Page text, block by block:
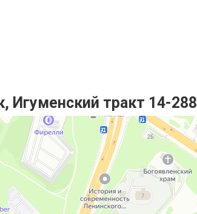
Игуменский тракт 14-288